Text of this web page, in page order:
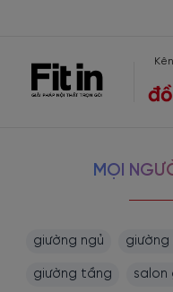
MỌI
giường ngủ giường
giường tầng salon